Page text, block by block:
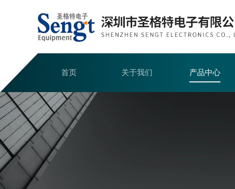
首页 关于我们 产品中心